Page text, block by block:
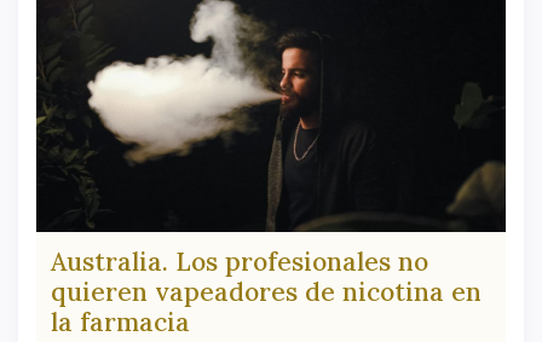
Australia. Los profesionales no
quieren vapeadores de nicotina en
la farmacia